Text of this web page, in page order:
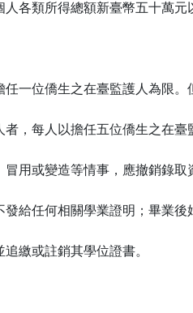
人各類所得總額新臺幣五十萬元
一位僑生之在臺監護人為限。
，每人以擔任五位僑生之在臺
用或變造等情事，應撤銷錄取
發給任何相關學業證明；畢業後
繳或註銷其學位證書。